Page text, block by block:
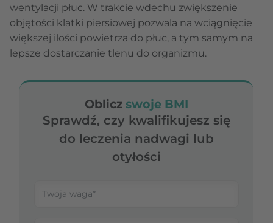
wentylacji płuc. W trakcie wdechu zwiększenie
objętości klatki piersiowej pozwala na wciągnięcie
większej ilości powietrza do płuc, a tym samym na
lepsze dostarczanie tlenu do organizmu.
Oblicz swoje BMI
Sprawdź, czy kwalifikujesz się
do leczenia nadwagi lub
otyłości